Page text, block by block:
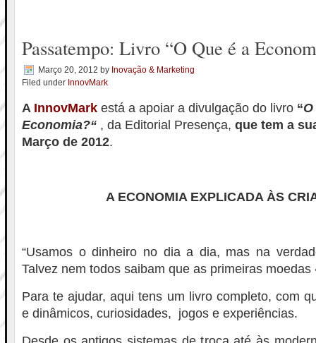
Passatempo: Livro “O Que é a
Março 20, 2012 by Inovação & Marketing
Filed under InnovMark
A InnovMark está a apoiar a divulgação do livro “
Economia?“ , da Editorial Presença, que tem a
Março de 2012.
A ECONOMIA EXPLICADA ÀS
“Usamos o dinheiro no dia a dia, mas na
Talvez nem todos saibam que as primeiras
Para te ajudar, aqui tens um livro completo, com
e dinâmicos, curiosidades, jogos e experiências.